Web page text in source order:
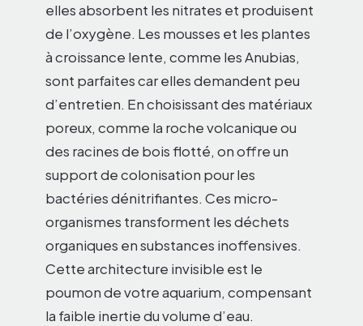
elles absorbent les nitrates et produisent
de l’oxygène. Les mousses et les plantes
à croissance lente, comme les Anubias,
sont parfaites car elles demandent peu
d’entretien. En choisissant des matériaux
poreux, comme la roche volcanique ou
des racines de bois flotté, on offre un
support de colonisation pour les
bactéries dénitrifiantes. Ces micro-
organismes transforment les déchets
organiques en substances inoffensives.
Cette architecture invisible est le
poumon de votre aquarium, compensant
la faible inertie du volume d’eau.